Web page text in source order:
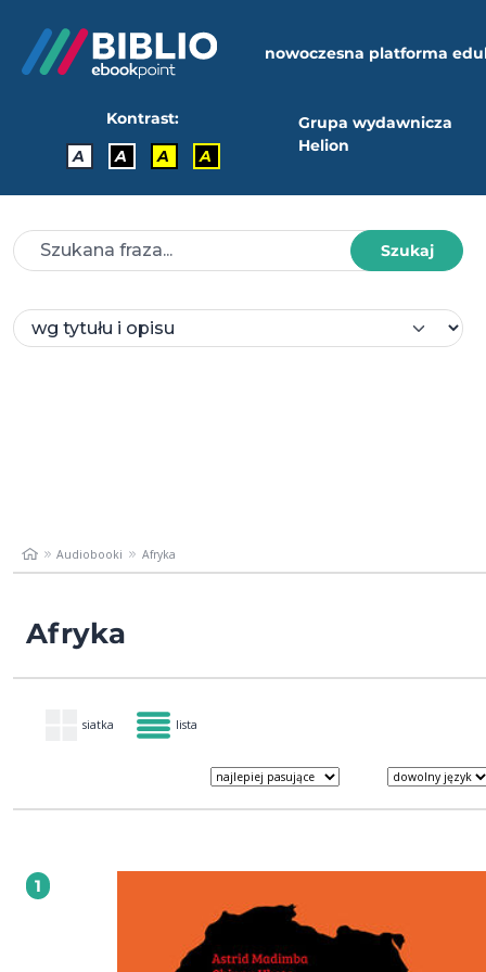
nowoczesna platforma
Kontrast:
A
A A A
Grupa wydawnicza
Helion
Szukaj
Audiobooki Afryka
Afryka
siatka lista
1